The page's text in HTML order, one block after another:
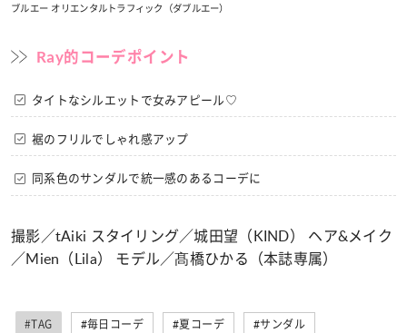
ブルエー オリエンタルトラフィック（ダブルエー）
Ray的コーデポイント
タイトなシルエットで女みアピール♡
裾のフリルでしゃれ感アップ
同系色のサンダルで統一感のあるコーデに
撮影／tAiki スタイリング／城田望（KIND） ヘア&メイク
／Mien（Lila） モデル／髙橋ひかる（本誌専属）
#TAG #毎日コーデ #夏コーデ #サンダル